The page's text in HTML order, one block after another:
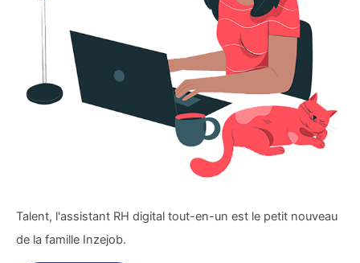
Talent, l'assistant RH digital tout-en-un est le petit nouveau
de la famille Inzejob.